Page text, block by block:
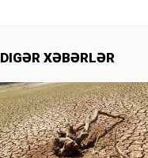
DIGƏR XƏBƏRLƏR